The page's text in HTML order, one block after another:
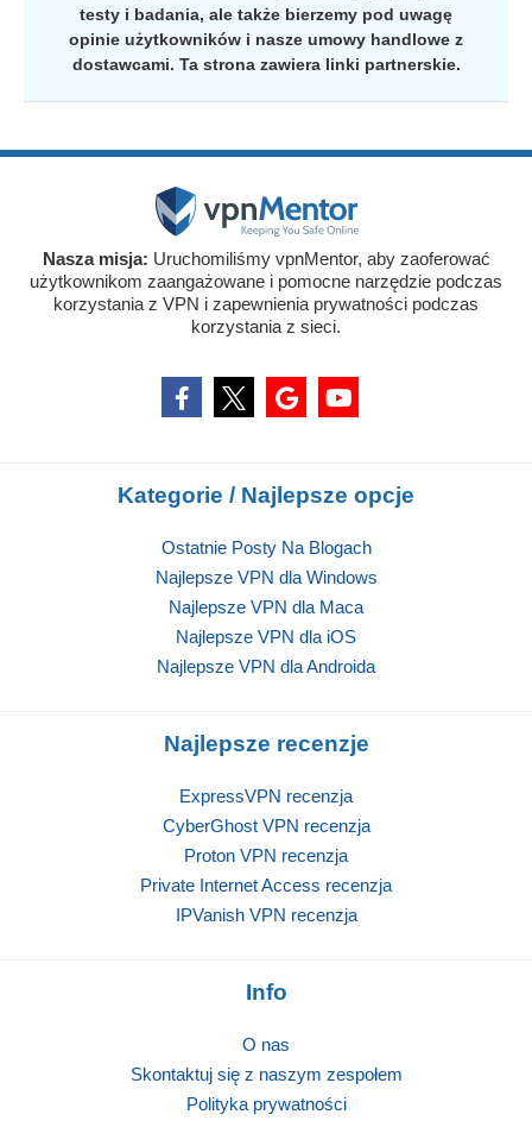
testy i badania, ale także bierzemy pod uwagę
opinie użytkowników i nasze umowy handlowe z
dostawcami. Ta strona zawiera linki partnerskie.
Nasza misja: Uruchomiliśmy vpnMentor, aby zaoferować
użytkownikom zaangażowane i pomocne narzędzie podczas
korzystania z VPN i zapewnienia prywatności podczas
korzystania z sieci.
Kategorie / Najlepsze opcje
Ostatnie Posty Na Blogach
Najlepsze VPN dla Windows
Najlepsze VPN dla Maca
Najlepsze VPN dla iOS
Najlepsze VPN dla Androida
Najlepsze recenzje
ExpressVPN recenzja
CyberGhost VPN recenzja
Proton VPN recenzja
Private Internet Access recenzja
IPVanish VPN recenzja
Info
O nas
Skontaktuj się z naszym zespołem
Polityka prywatności